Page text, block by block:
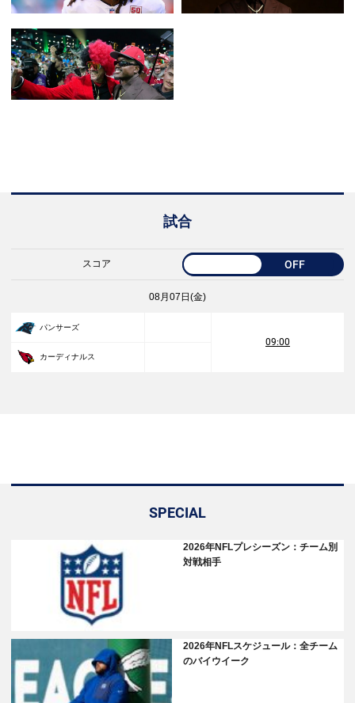
試合
スコア OFF
08月07日(金)
パンサーズ
09:00
カーディナルス
SPECIAL
2026年NFLプレシーズン：チーム別
対戦相手
2026年NFLスケジュール：全チーム
のバイウイーク